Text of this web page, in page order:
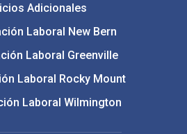
Adicionales
Laboral New Bern
Laboral Greenville
Laboral Rocky Mount
Laboral Wilmington